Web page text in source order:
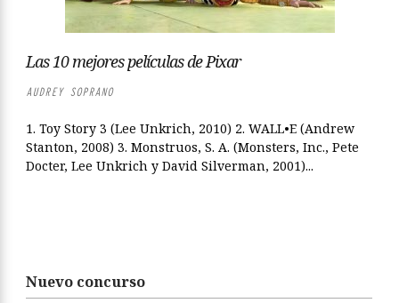
Las 10 mejores películas de Pixar
AUDREY SOPRANO
1. Toy Story 3 (Lee Unkrich, 2010) 2. WALL•E (Andrew
Stanton, 2008) 3. Monstruos, S. A. (Monsters, Inc., Pete
Docter, Lee Unkrich y David Silverman, 2001)...
Nuevo concurso